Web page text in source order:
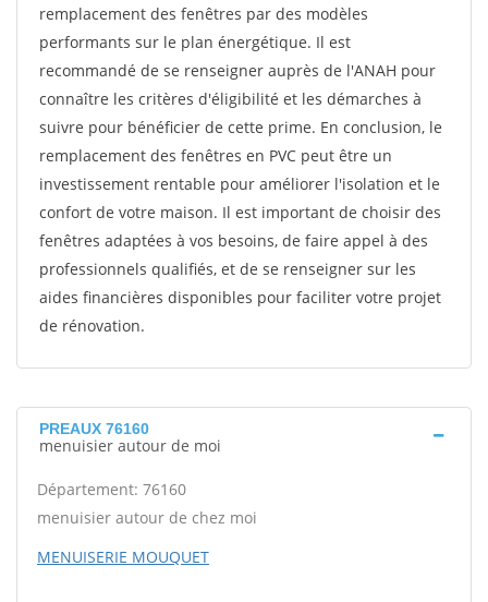
remplacement des fenêtres par des modèles
performants sur le plan énergétique. Il est
recommandé de se renseigner auprès de l'ANAH pour
connaître les critères d'éligibilité et les démarches à
suivre pour bénéficier de cette prime. En conclusion, le
remplacement des fenêtres en PVC peut être un
investissement rentable pour améliorer l'isolation et le
confort de votre maison. Il est important de choisir des
fenêtres adaptées à vos besoins, de faire appel à des
professionnels qualifiés, et de se renseigner sur les
aides financières disponibles pour faciliter votre projet
de rénovation.
PREAUX 76160
menuisier autour de moi
Département: 76160
menuisier autour de chez moi
MENUISERIE MOUQUET